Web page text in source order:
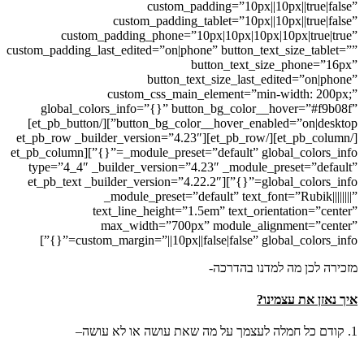
custom_padding=”10px||10px||true|false”
custom_padding_tablet=”10px||10px||true|false”
custom_padding_phone=”10px|10px|10px|10px|true|true”
custom_padding_last_edited=”on|phone” button_text_size_tablet=””
button_text_size_phone=”16px”
button_text_size_last_edited=”on|phone”
custom_css_main_element=”min-width: 200px;”
global_colors_info=”{}” button_bg_color__hover=”#f9b08f”
button_bg_color__hover_enabled=”on|desktop”][/et_pb_button]
[/et_pb_column][/et_pb_row][et_pb_row _builder_version=”4.23″
_module_preset=”default” global_colors_info=”{}”][et_pb_column
type=”4_4″ _builder_version=”4.23″ _module_preset=”default”
global_colors_info=”{}”][et_pb_text _builder_version=”4.22.2″
_module_preset=”default” text_font=”Rubik||||||||”
text_line_height=”1.5em” text_orientation=”center”
max_width=”700px” module_alignment=”center”
custom_margin=”||10px||false|false” global_colors_info=”{}”]
מזכירה לכן מה למדנו בהדרכה-
איך נאזן את עצמינו?
1. קודם כל חמלה לעצמך על מה שאת עושה או לא עושה–